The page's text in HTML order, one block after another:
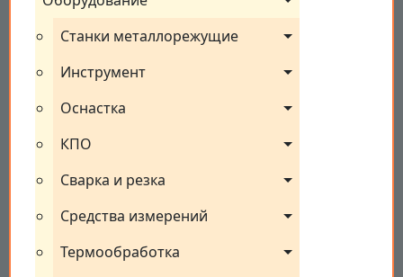
Станки металлорежущие
Инструмент
Оснастка
КПО
Сварка и резка
Средства измерений
Термообработка